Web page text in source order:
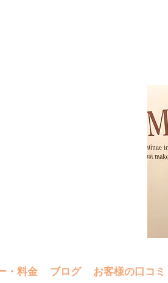
・料金 ブログ お客様の口コミ